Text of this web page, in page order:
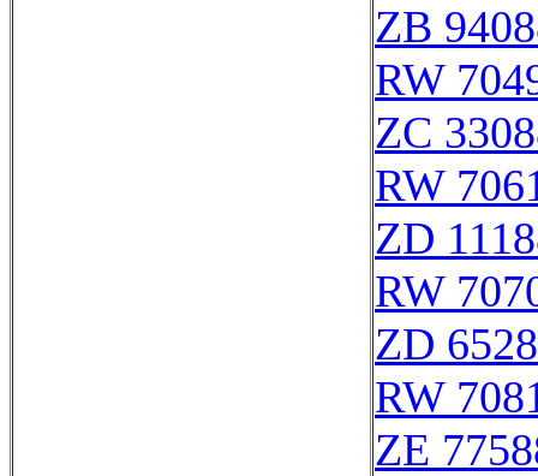
ZB
RW
ZC
RW
ZD
RW
ZD
RW
ZE